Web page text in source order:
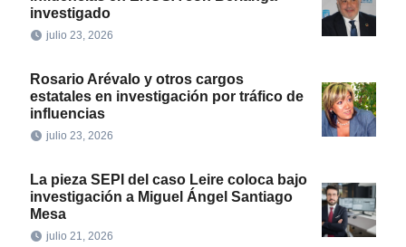
investigado
julio 23, 2026
Rosario Arévalo y otros cargos
estatales en investigación por tráfico de
influencias
julio 23, 2026
La pieza SEPI del caso Leire coloca bajo
investigación a Miguel Ángel Santiago
Mesa
julio 21, 2026